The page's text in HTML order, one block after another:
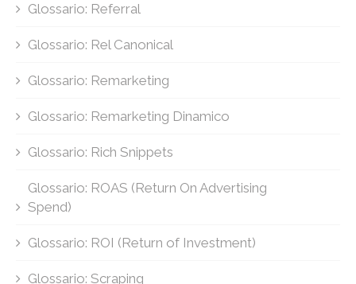
Glossario: Referral
Glossario: Rel Canonical
Glossario: Remarketing
Glossario: Remarketing Dinamico
Glossario: Rich Snippets
Glossario: ROAS (Return On Advertising
Spend)
Glossario: ROI (Return of Investment)
Glossario: Scraping